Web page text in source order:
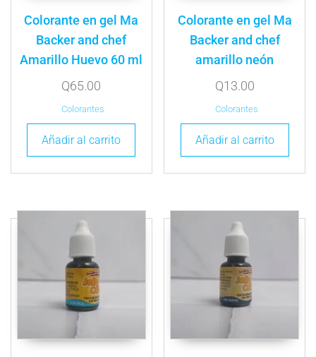
Colorante en gel Ma
Backer and chef
Amarillo Huevo 60 ml
Q65.00
Colorantes
Añadir al carrito
Colorante en gel Ma
Backer and chef
amarillo neón
Q13.00
Colorantes
Añadir al carrito